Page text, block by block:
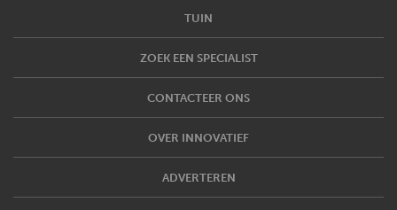
TUIN
ZOEK EEN SPECIALIST
CONTACTEER ONS
OVER INNOVATIEF
ADVERTEREN